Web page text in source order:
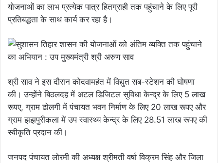
योजनाओं का लाभ प्रत्येक पात्र हितग्राही तक पहुंचाने के लिए पूरी
प्रतिबद्धता के साथ कार्य कर रहा है।
श्री साव ने इस दौरान कोदवामहंत में विद्युत सब-स्टेशन की घोषणा
की। उन्होंने बिठलदह में अटल डिजिटल सुविधा केन्द्र के लिए 5 लाख
रूपए, ग्राम ढोलगी में पंचायत भवन निर्माण के लिए 20 लाख रूपए और
ग्राम झझपुरीकला में उप स्वास्थ्य केन्द्र के लिए 28.51 लाख रूपए की
स्वीकृति प्रदान की।
जनपद पंचायत लोरमी की अध्यक्ष श्रीमती वर्षा विक्रम सिंह और जिला